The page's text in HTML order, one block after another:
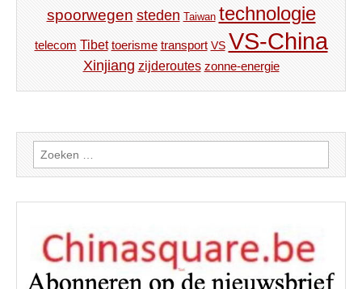
spoorwegen steden Taiwan technologie
telecom Tibet toerisme transport VS VS-China
Xinjiang zijderoutes zonne-energie
Zoeken
naar: